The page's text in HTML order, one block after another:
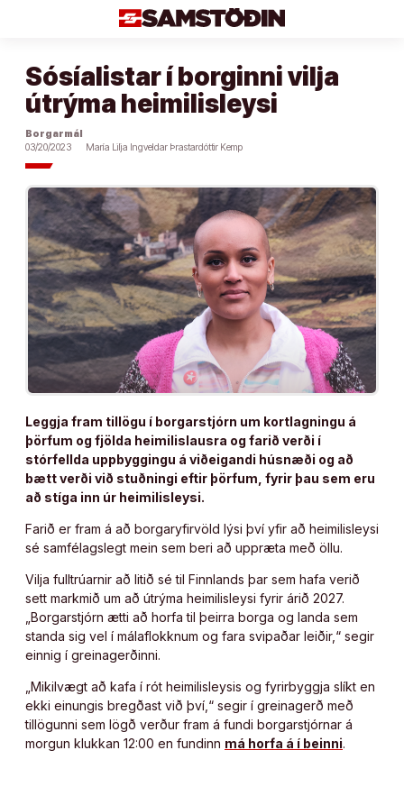
Sósíalistar í borginni vilja
útrýma heimilisleysi
Borgarmál
03/20/2023
María Lilja Ingveldar Þrastardóttir Kemp
Leggja fram tillögu í borgarstjórn um kortlagningu á
þörfum og fjölda heimilislausra og farið verði í
stórfellda uppbyggingu á viðeigandi húsnæði og að
bætt verði við stuðningi eftir þörfum, fyrir þau sem eru
að stíga inn úr heimilisleysi.
Farið er fram á að borgaryfirvöld lýsi því yfir að heimilisleysi
sé samfélagslegt mein sem beri að uppræta með öllu.
Vilja fulltrúarnir að litið sé til Finnlands þar sem hafa verið
sett markmið um að útrýma heimilisleysi fyrir árið 2027.
„Borgarstjórn ætti að horfa til þeirra borga og landa sem
standa sig vel í málaflokknum og fara svipaðar leiðir,“ segir
einnig í greinagerðinni.
„Mikilvægt að kafa í rót heimilisleysis og fyrirbyggja slíkt en
ekki einungis bregðast við því,“ segir í greinagerð með
tillögunni sem lögð verður fram á fundi borgarstjórnar á
morgun klukkan 12:00 en fundinn má horfa á í beinni.